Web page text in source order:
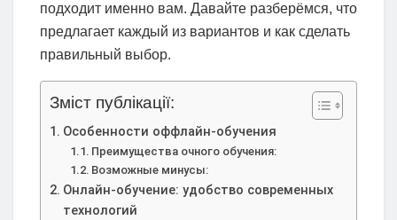
подходит именно вам. Давайте разберёмся, что
предлагает каждый из вариантов и как сделать
правильный выбор.
Зміст публікації:
Особенности оффлайн-обучения
Преимущества очного обучения:
Возможные минусы:
Онлайн-обучение: удобство современных
технологий